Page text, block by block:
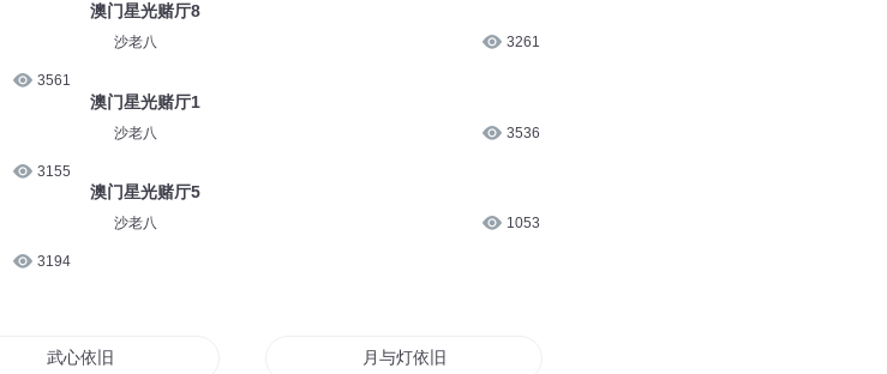
3561
3155
3194
澳门星光赌厅8
沙老八 3261
澳门星光赌厅1
沙老八 3536
澳门星光赌厅5
沙老八 1053
武心依旧 月与灯依旧